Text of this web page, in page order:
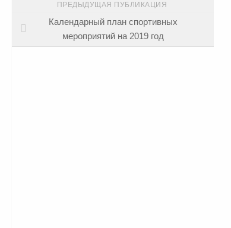
ПРЕДЫДУЩАЯ ПУБЛИКАЦИЯ
Календарный план спортивных
мероприятий на 2019 год